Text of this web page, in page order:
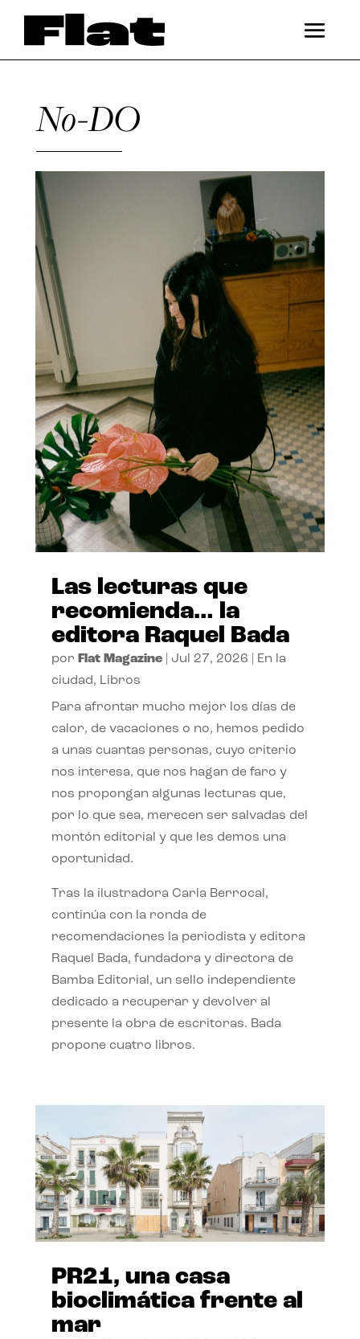
No-DO
Las lecturas que
recomienda… la
editora Raquel Bada
por Flat Magazine| Jul 27, 2026
En la
ciudad, Libros
Para afrontar mucho mejor los días de
calor, de vacaciones o no, hemos pedido
a unas cuantas personas, cuyo criterio
nos interesa, que nos hagan de faro y
nos propongan algunas lecturas que,
por lo que sea, merecen ser salvadas del
montón editorial y que les demos una
oportunidad.
Tras la ilustradora Carla Berrocal,
continúa con la ronda de
recomendaciones la periodista y editora
Raquel Bada, fundadora y directora de
Bamba Editorial, un sello independiente
dedicado a recuperar y devolver al
presente la obra de escritoras. Bada
propone cuatro libros.
PR21, una casa
bioclimática frente al
mar